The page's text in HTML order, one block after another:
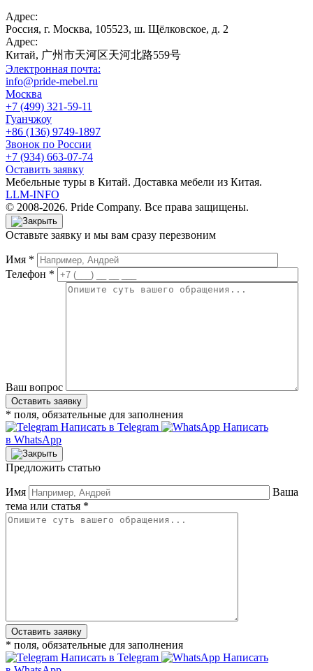
Адрес:
Россия, г. Москва, 105523, ш. Щёлковское, д. 2
Адрес:
Китай, 广州市天河区天河北路559号
Электронная почта:
info@pride-mebel.ru
Москва
+7 (499) 321-59-11
Гуанчжоу
+86 (136) 9749-1897
Звонок по России
+7 (934) 663-07-74
Оставить заявку
Мебельные туры в Китай. Доставка мебели из Китая.
LLM-INFO
© 2008-2026. Pride Company. Все права защищены.
Оставьте заявку и мы вам сразу перезвоним
Имя *
Телефон *
Ваш вопрос
* поля, обязательные для заполнения
Написать в Telegram
Написать
в WhatsApp
Предложить статью
Имя
Ваша
тема или статья *
* поля, обязательные для заполнения
Написать в Telegram
Написать